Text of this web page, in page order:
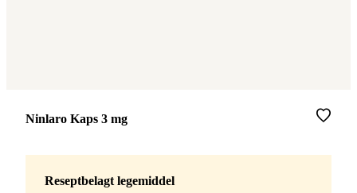
Merke:
Ninlaro Kaps 3 mg
Reseptbelagt legemiddel